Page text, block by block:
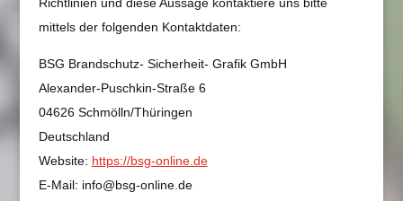
mittels der folgenden Kontaktdaten:
BSG Brandschutz- Sicherheit- Grafik GmbH
Alexander-Puschkin-Straße 6
04626 Schmölln/Thüringen
Deutschland
Website: https://bsg-online.de
E-Mail: info@bsg-online.de